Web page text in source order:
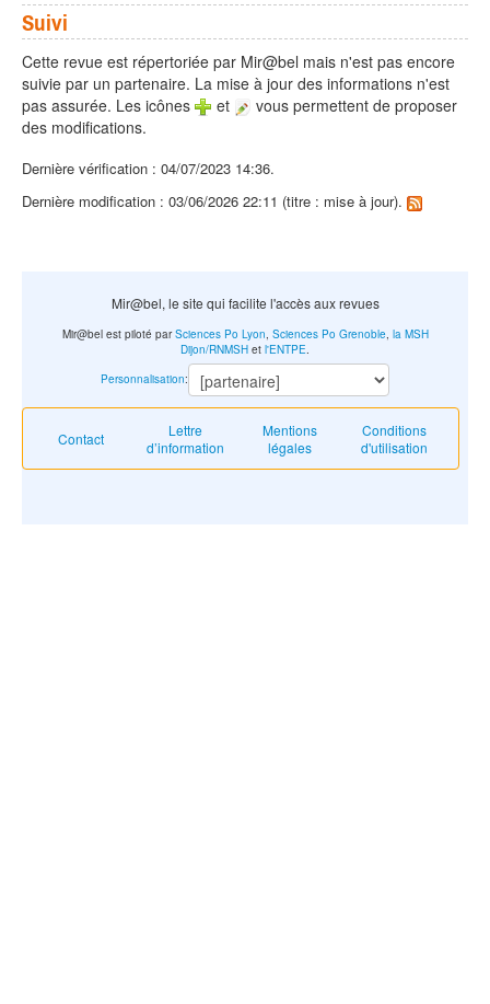
Suivi
Cette revue est répertoriée par Mir@bel mais n'est pas encore
suivie par un partenaire. La mise à jour des informations n'est
pas assurée. Les icônes
et
vous permettent de proposer
des modifications.
Dernière vérification : 04/07/2023 14:36.
Dernière modification : 03/06/2026 22:11 (titre : mise à jour).
Mir@bel, le site qui facilite l'accès aux revues
Contact
Lettre
d’information
Mentions
légales
Conditions
d'utilisation
Mir@bel est piloté parSciences Po Lyon, Sciences Po Grenoble, la MSH
Dijon/RNMSH et l'ENTPE.
Personnalisation: